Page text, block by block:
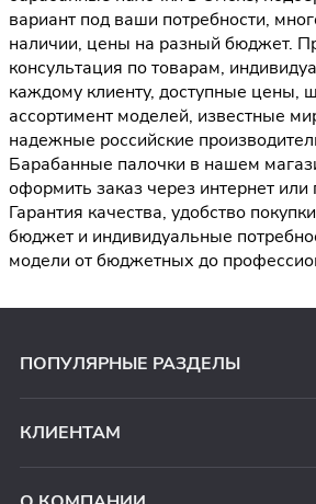
вариант под ваши потребности,
наличии, цены на разный бюджет.
консультация по товарам,
каждому клиенту, доступные цены,
ассортимент моделей, известные
надежные российские
Барабанные палочки в нашем
оформить заказ через интернет или
Гарантия качества, удобство
бюджет и индивидуальные
модели от бюджетных до
ПОПУЛЯРНЫЕ РАЗДЕЛЫ
КЛИЕНТАМ